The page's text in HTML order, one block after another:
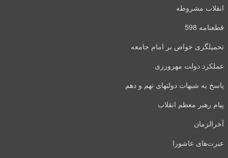
انقلاب مشروطه
قطعنامه 598
تحمیلگری خواص بر امام جامعه
عملکرد دولت مهرورزی
پاسخ به شبهات دولتهای نهم و دهم
پیام رهبر معظم انقلاب
آخرالزمان
عبرت‌های عاشورا